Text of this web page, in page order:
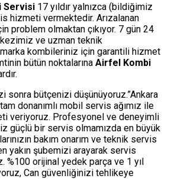
Servisi 17 yıldır yalnızca (bildiğimiz
hizmeti vermektedir. Arızalanan
problem olmaktan çıkıyor. 7 gün 24
ve uzman teknik
kombileriniz için garantili hizmet
bütün noktalarına Airfel Kombi
sonra bütçenizi düşünüyoruz.”Ankara
donanımlı mobil servis ağımız ile
veriyoruz. Profesyonel ve deneyimli
güçlü bir servis olmamızda en büyük
bakım onarım ve teknik servis
yakın şubemizi arayarak servis
%100 orijinal yedek parça ve 1 yıl
Can güvenliğinizi tehlikeye